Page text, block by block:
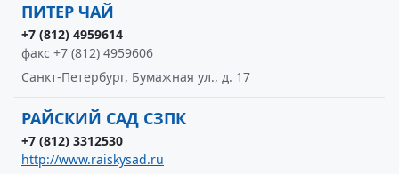
ПИТЕР ЧАЙ
+7 (812) 4959614
факс +7 (812) 4959606
Санкт-Петербург, Бумажная ул., д. 17
РАЙСКИЙ САД СЗПК
+7 (812) 3312530
http://www.raiskysad.ru